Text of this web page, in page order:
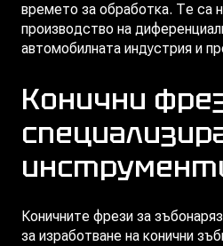
времето за обработка. Те са
производство на
автомобилната индустрия и
Конични
Коничните фрези за
за изработване на конични